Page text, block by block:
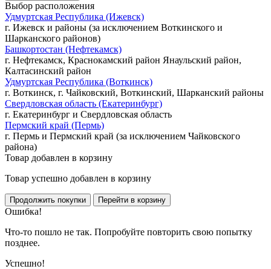
Выбор расположения
Удмуртская Республика (Ижевск)
г. Ижевск и районы (за исключением Воткинского и
Шарканского районов)
Башкортостан (Нефтекамск)
г. Нефтекамск, Краснокамский район Янаульский район,
Калтасинский район
Удмуртская Республика (Воткинск)
г. Воткинск, г. Чайковский, Воткинский, Шарканский районы
Свердловская область (Екатеринбург)
г. Екатеринбург и Свердловская область
Пермский край (Пермь)
г. Пермь и Пермский край (за исключением Чайковского
района)
Товар добавлен в корзину
Товар успешно добавлен в корзину
Ошибка!
Что-то пошло не так. Попробуйте повторить свою попытку
позднее.
Успешно!